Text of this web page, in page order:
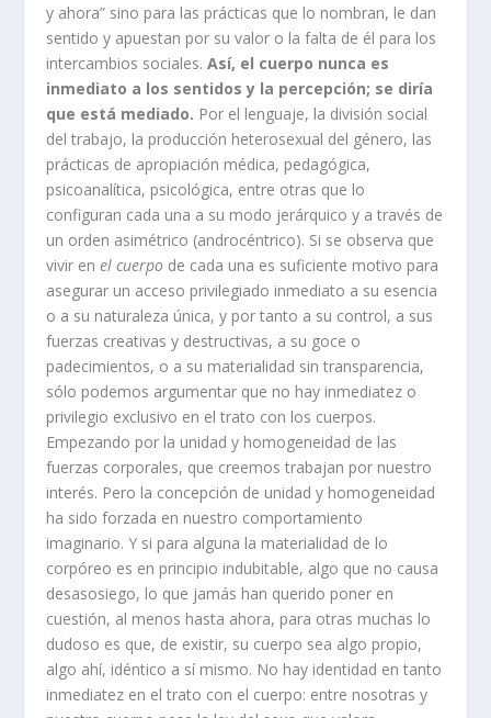
y ahora” sino para las prácticas que lo nombran, le dan
sentido y apuestan por su valor o la falta de él para los
intercambios sociales.Así, el cuerpo nunca es
inmediato a los sentidos y la percepción; se diría
que está mediado. Por el lenguaje, la división social
del trabajo, la producción heterosexual del género, las
prácticas de apropiación médica, pedagógica,
psicoanalítica, psicológica, entre otras que lo
configuran cada una a su modo jerárquico y a través de
un orden asimétrico (androcéntrico). Si se observa que
vivir enel cuerpo de cada una es suficiente motivo para
asegurar un acceso privilegiado inmediato a su esencia
o a su naturaleza única, y por tanto a su control, a sus
fuerzas creativas y destructivas, a su goce o
padecimientos, o a su materialidad sin transparencia,
sólo podemos argumentar que no hay inmediatez o
privilegio exclusivo en el trato con los cuerpos.
Empezando por la unidad y homogeneidad de las
fuerzas corporales, que creemos trabajan por nuestro
interés. Pero la concepción de unidad y homogeneidad
ha sido forzada en nuestro comportamiento
imaginario. Y si para alguna la materialidad de lo
corpóreo es en principio indubitable, algo que no causa
desasosiego, lo que jamás han querido poner en
cuestión, al menos hasta ahora, para otras muchas lo
dudoso es que, de existir, su cuerpo sea algo propio,
algo ahí, idéntico a sí mismo. No hay identidad en tanto
inmediatez en el trato con el cuerpo: entre nosotras y